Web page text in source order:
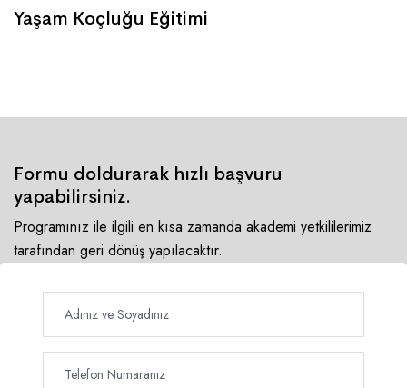
Yaşam Koçluğu Eğitimi
Formu doldurarak hızlı başvuru
yapabilirsiniz.
Programınız ile ilgili en kısa zamanda akademi yetkililerimiz
tarafından geri dönüş yapılacaktır.